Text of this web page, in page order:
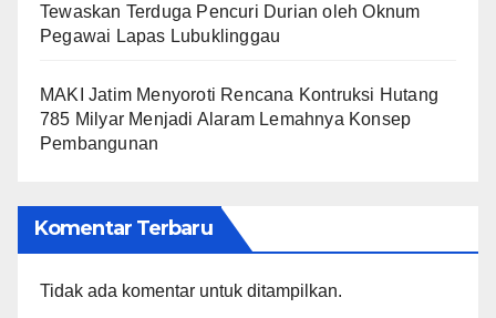
Tewaskan Terduga Pencuri Durian oleh Oknum
Pegawai Lapas Lubuklinggau
MAKI Jatim Menyoroti Rencana Kontruksi Hutang
785 Milyar Menjadi Alaram Lemahnya Konsep
Pembangunan
Komentar Terbaru
Tidak ada komentar untuk ditampilkan.